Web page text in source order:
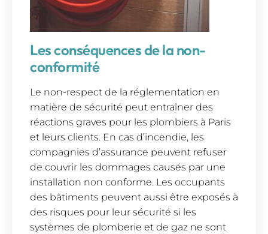
Les conséquences de la non-
conformité
Le non-respect de la réglementation en
matière de sécurité peut entraîner des
réactions graves pour les plombiers à Paris
et leurs clients. En cas d’incendie, les
compagnies d’assurance peuvent refuser
de couvrir les dommages causés par une
installation non conforme. Les occupants
des bâtiments peuvent aussi être exposés à
des risques pour leur sécurité si les
systèmes de plomberie et de gaz ne sont